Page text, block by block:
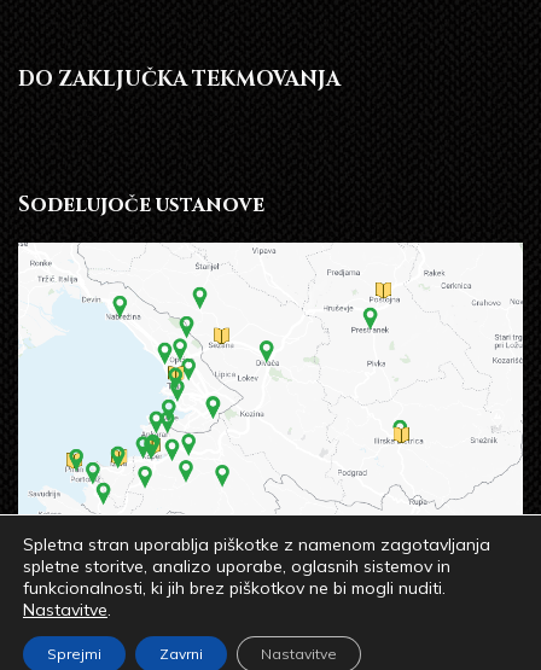
DO ZAKLJUČKA TEKMOVANJA
Sodelujoče ustanove
© 2023 OSREDNJA KNJIŽNICA SREČKA VILHARJA
KOPER
Spletna stran uporablja piškotke z namenom zagotavljanja
spletne storitve, analizo uporabe, oglasnih sistemov in
funkcionalnosti, ki jih brez piškotkov ne bi mogli nuditi.
Nastavitve.
Sprejmi Zavrni Nastavitve